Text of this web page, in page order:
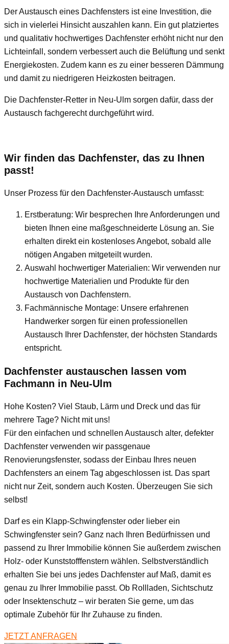
Der Austausch eines Dachfensters ist eine Investition, die
sich in vielerlei Hinsicht auszahlen kann. Ein gut platziertes
und qualitativ hochwertiges Dachfenster erhöht nicht nur den
Lichteinfall, sondern verbessert auch die Belüftung und senkt
Energiekosten. Zudem kann es zu einer besseren Dämmung
und damit zu niedrigeren Heizkosten beitragen.
Die Dachfenster-Retter in Neu-Ulm sorgen dafür, dass der
Austausch fachgerecht durchgeführt wird.
Wir finden das Dachfenster, das zu Ihnen
passt!
Unser Prozess für den Dachfenster-Austausch umfasst:
Erstberatung: Wir besprechen Ihre Anforderungen und
bieten Ihnen eine maßgeschneiderte Lösung an. Sie
erhalten direkt ein kostenloses Angebot, sobald alle
nötigen Angaben mitgeteilt wurden.
Auswahl hochwertiger Materialien: Wir verwenden nur
hochwertige Materialien und Produkte für den
Austausch von Dachfenstern.
Fachmännische Montage: Unsere erfahrenen
Handwerker sorgen für einen professionellen
Austausch Ihrer Dachfenster, der höchsten Standards
entspricht.
Dachfenster austauschen lassen vom
Fachmann in Neu-Ulm
Hohe Kosten? Viel Staub, Lärm und Dreck und das für
mehrere Tage? Nicht mit uns!
Für den einfachen und schnellen Austausch alter, defekter
Dachfenster verwenden wir passgenaue
Renovierungsfenster, sodass der Einbau Ihres neuen
Dachfensters an einem Tag abgeschlossen ist. Das spart
nicht nur Zeit, sondern auch Kosten. Überzeugen Sie sich
selbst!
Darf es ein Klapp-Schwingfenster oder lieber ein
Schwingfenster sein? Ganz nach Ihren Bedürfnissen und
passend zu Ihrer Immobilie können Sie außerdem zwischen
Holz- oder Kunststofffenstern wählen. Selbstverständlich
erhalten Sie bei uns jedes Dachfenster auf Maß, damit es
genau zu Ihrer Immobilie passt. Ob Rollladen, Sichtschutz
oder Insektenschutz – wir beraten Sie gerne, um das
optimale Zubehör für Ihr Zuhause zu finden.
JETZT ANFRAGEN